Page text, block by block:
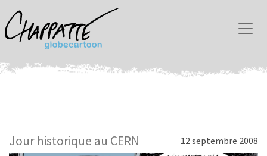
Jour historique au CERN 12 septembre 2008